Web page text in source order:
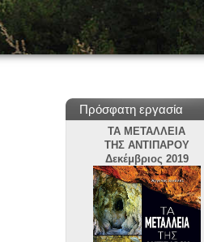
Πρόσφατη εργασία
ΤΑ ΜΕΤΑΛΛΕΙΑ
ΤΗΣ ΑΝΤΙΠΑΡΟΥ
Δεκέμβριος 2019